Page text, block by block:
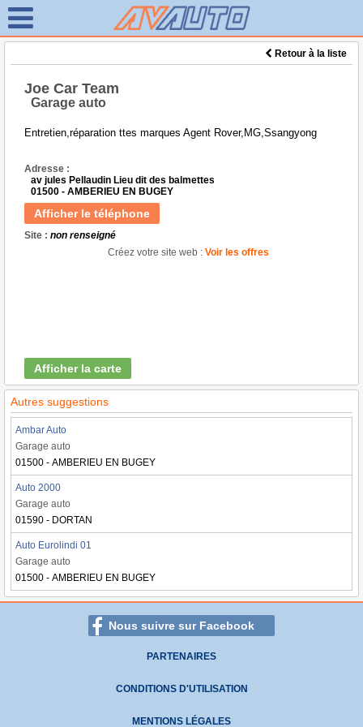
Retour à la liste
Joe Car Team
Garage auto
Entretien,réparation ttes marques Agent Rover,MG,Ssangyong
Adresse :
av jules Pellaudin Lieu dit des balmettes
01500 - AMBERIEU EN BUGEY
Afficher le téléphone
Site : non renseigné
Créez votre site web : Voir les offres
Afficher la carte
Autres suggestions
Ambar Auto
Garage auto
01500 - AMBERIEU EN BUGEY
Auto 2000
Garage auto
01590 - DORTAN
Auto Eurolindi 01
Garage auto
01500 - AMBERIEU EN BUGEY
Nous suivre sur Facebook
PARTENAIRES
CONDITIONS D'UTILISATION
MENTIONS LÉGALES